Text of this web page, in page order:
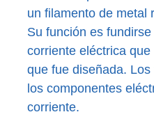
un filamento de metal
Su función es
corriente eléctrica
que fue diseñada.
los componentes
corriente.